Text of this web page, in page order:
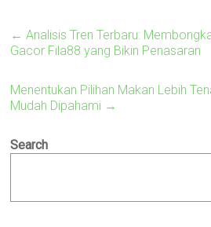
← Analisis Tren Terbaru:
Gacor Fila88 yang Bikin Penasaran
Menentukan Pilihan Makan Lebih
Mudah Dipahami →
Search